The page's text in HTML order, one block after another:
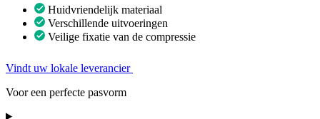
Huidvriendelijk materiaal
Verschillende uitvoeringen
Veilige fixatie van de compressie
Vindt uw lokale leverancier
Voor een perfecte pasvorm